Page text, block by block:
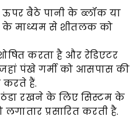
बैठे पानी के ब्लॉक या
के माध्यम से शीतलक को
करता है और रेडिएटर
पंखे गर्मी को आसपास की
हैं.
ठंडा रखने के लिए सिस्टम के
प्रसारित करती है.